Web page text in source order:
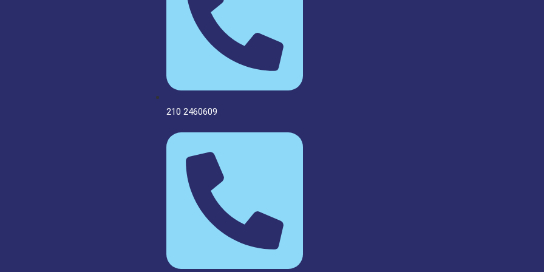
210 2460609